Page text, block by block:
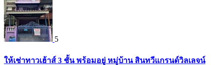
5
ให้เช่าทาวเฮ้าส์ 3 ชั้น พร้อมอยู่ หมู่บ้าน สินทวีแกรนด์วิลเลจน์